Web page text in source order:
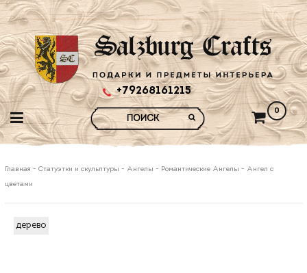
+79268161215
0
Главная - Статуэтки и скульптуры - Ангелы - Романтические Ангелы - Ангел с
цветами
дерево